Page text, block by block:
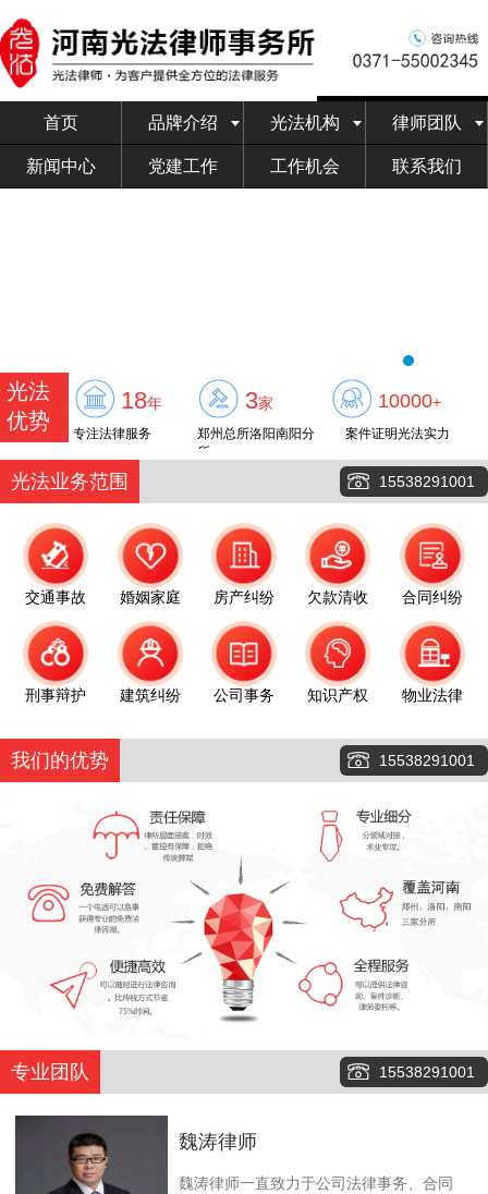
首页 品牌介绍 光法机构 律师团队
新闻中心 党建工作 工作机会 联系我们
光法
优势
18年
专注法律服务
3家
郑州总所洛阳南阳分
所
10000+
案件证明光法实力
光法业务范围 15538291001
交通事故 婚姻家庭 房产纠纷 欠款清收 合同纠纷
刑事辩护 建筑纠纷 公司事务 知识产权 物业法律
我们的优势 15538291001
专业团队 15538291001
魏涛律师
魏涛律师一直致力于公司法律事务、合同